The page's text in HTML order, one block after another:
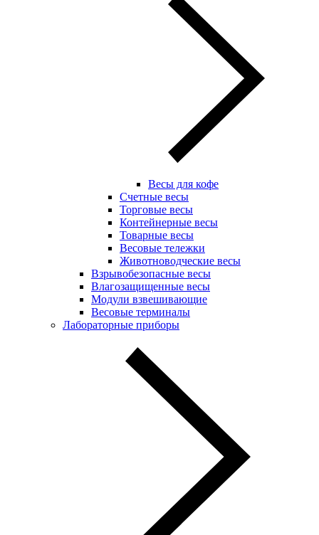
Весы для кофе
Счетные весы
Торговые весы
Контейнерные весы
Товарные весы
Весовые тележки
Животноводческие весы
Взрывобезопасные весы
Влагозащищенные весы
Модули взвешивающие
Весовые терминалы
Лабораторные приборы